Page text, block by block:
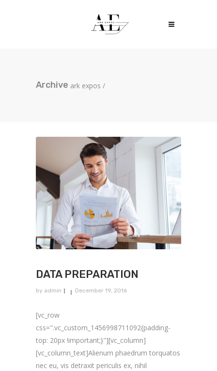
Archive ark expos /
DATA PREPARATION
by admin December 19, 2016
[vc_row
css=".vc_custom_1456998711092{padding-
top: 20px !important;}"][vc_column]
[vc_column_text]Alienum phaedrum torquatos
nec eu, vis detraxit periculis ex, nihil